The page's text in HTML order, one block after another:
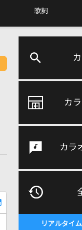
歌詞
カ
カラ
リアルタイ